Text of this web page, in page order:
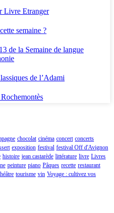
Livre Etranger
semaine ?
de la Semaine de langue
de l’Adami
chocolat cinéma concert concerts
exposition festival festival Off d'Avignon
histoire jean castarède littérature livre Livres
peinture piano Pâques recette restaurant
tourisme vin Voyage : cultivez vos